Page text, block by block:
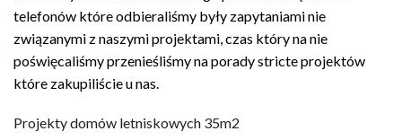
telefonów które odbieraliśmy były zapytaniami nie
związanymi z naszymi projektami, czas który na nie
poświęcaliśmy przenieśliśmy na porady stricte projektów
które zakupiliście u nas.
Projekty domów letniskowych 35m2